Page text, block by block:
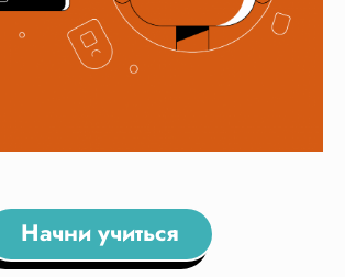
Начни учиться